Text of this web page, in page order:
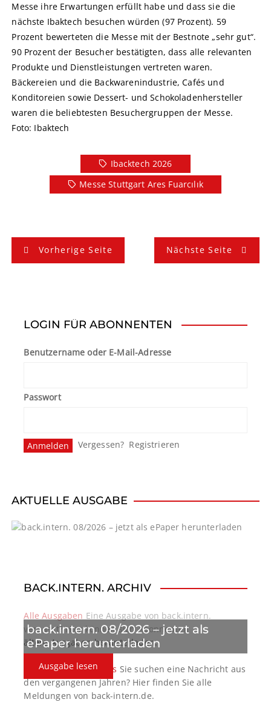
Messe ihre Erwartungen erfüllt habe und dass sie die
nächste Ibaktech besuchen würden (97 Prozent). 59
Prozent bewerteten die Messe mit der Bestnote „sehr gut“.
90 Prozent der Besucher bestätigten, dass alle relevanten
Produkte und Dienstleistungen vertreten waren.
Bäckereien und die Backwarenindustrie, Cafés und
Konditoreien sowie Dessert- und Schokoladenhersteller
waren die beliebtesten Besuchergruppen der Messe.
Foto: Ibaktech
Ibacktech 2026
Messe Stuttgart Ares Fuarcılık
B
e
n
i
g
n
Vorherige Seite Nächste Seite
LOGIN FÜR ABONNENTEN
Benutzername oder E-Mail-Adresse
Passwort
Vergessen? Registrieren
AKTUELLE AUSGABE
back.intern. 08/2026 – jetzt als
ePaper herunterladen
Ausgabe lesen
BACK.INTERN. ARCHIV
Alle Ausgaben Eine Ausgabe von back.intern.
verpasst? Hier können sich Abonnenten
ältere Ausgaben herunterladen.
back.intern. Top-News Sie suchen eine Nachricht aus
den vergangenen Jahren? Hier finden Sie alle
Meldungen von back-intern.de.